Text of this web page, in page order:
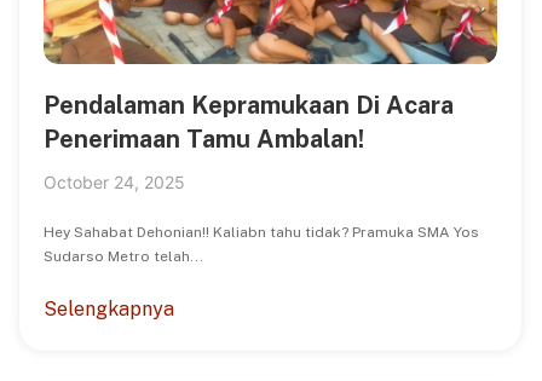
Pendalaman Kepramukaan Di Acara
Penerimaan Tamu Ambalan!
October 24, 2025
Hey Sahabat Dehonian!! Kaliabn tahu tidak? Pramuka SMA Yos
Sudarso Metro telah...
Selengkapnya